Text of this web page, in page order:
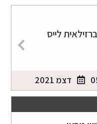
לייס
דצמ 2021